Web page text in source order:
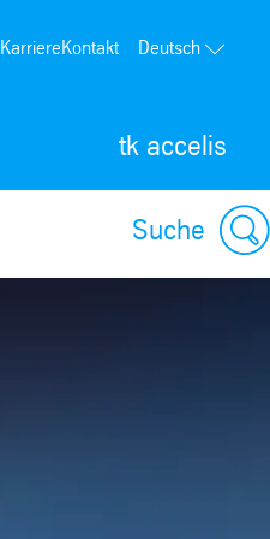
tk accelis
KarriereKontakt Deutsch
Suche